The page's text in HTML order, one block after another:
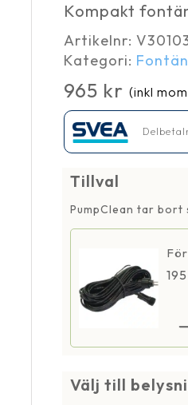
Kompakt
Artikelnr:
Kategori:
965 kr (inkl
Tillval
PumpClean tar bort
Välj till